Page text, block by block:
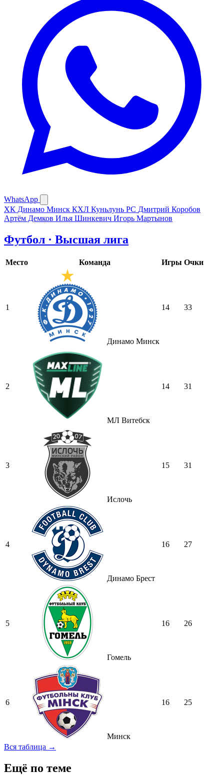
WhatsApp
ХК Динамо Минск КХЛ Куньлунь РС Дмитрий Коробов
Артём Демков Илья Шинкевич Игорь Мартынов
Футбол · Высшая лига
Место Команда Игры Очки
1
Динамо Минск
14 33
2
МЛ Витебск
14 31
3
Ислочь
15 31
4
Динамо Брест
16 27
5
Гомель
16 26
6
Минск
16 25
Вся таблица →
Ещё по теме